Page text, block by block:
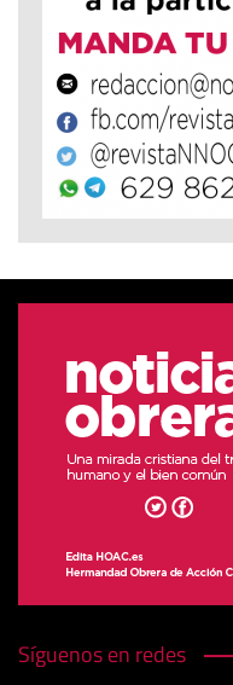
Síguenos en redes